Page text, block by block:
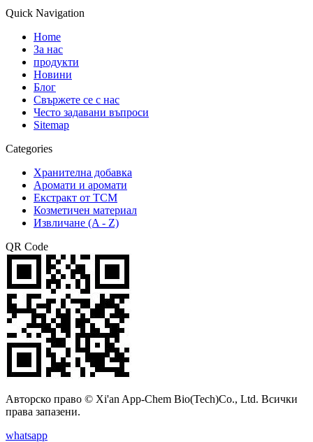
Quick Navigation
Home
За нас
продукти
Новини
Блог
Свържете се с нас
Често задавани въпроси
Sitemap
Categories
Хранителна добавка
Аромати и аромати
Екстракт от TCM
Козметичен материал
Извличане (A - Z)
QR Code
Авторско право © Xi'an App-Chem Bio(Tech)Co., Ltd. Всички
права запазени.
whatsapp